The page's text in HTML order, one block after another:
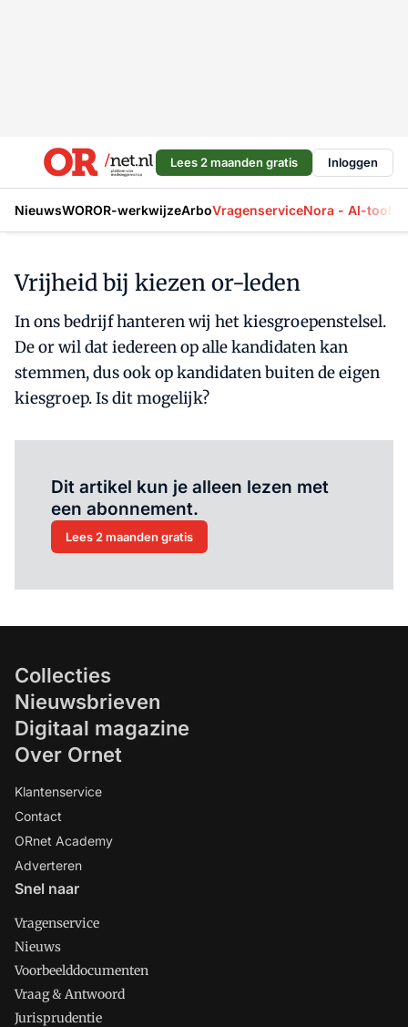
Lees 2 maanden gratis Inloggen
NieuwsWOROR-werkwijzeArboVragenserviceNora - AI-tool
Vrijheid bij kiezen or-leden
In ons bedrijf hanteren wij het kiesgroepenstelsel.
De or wil dat iedereen op alle kandidaten kan
stemmen, dus ook op kandidaten buiten de eigen
kiesgroep. Is dit mogelijk?
Dit artikel kun je alleen lezen met
een abonnement.
Lees 2 maanden gratis
Collecties
Nieuwsbrieven
Digitaal magazine
Over Ornet
Klantenservice
Contact
ORnet Academy
Adverteren
Snel naar
Vragenservice
Nieuws
Voorbeelddocumenten
Vraag & Antwoord
Jurisprudentie